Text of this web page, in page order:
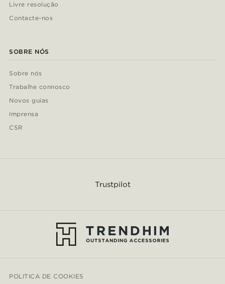
Livre resolução
Contacte-nos
SOBRE NÓS
Sobre nós
Trabalhe connosco
Novos guias
Imprensa
CSR
Trustpilot
POLITICA DE COOKIES